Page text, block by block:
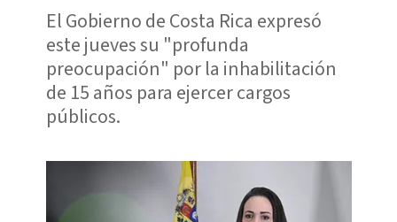
El Gobierno de Costa Rica expresó
este jueves su "profunda
preocupación" por la inhabilitación
de 15 años para ejercer cargos
públicos.